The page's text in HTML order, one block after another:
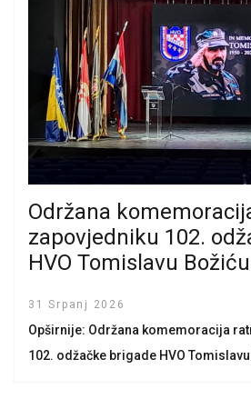
Održana
zapovjedniku 102.
HVO Tomislavu Božiću
31 Srpanj 2026
Opširnije: Održana komemoracija
102. odžačke brigade HVO